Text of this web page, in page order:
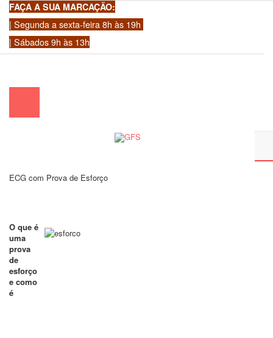
FAÇA A SUA MARCAÇÃO:
| Segunda a sexta-feira 8h às 19h
| Sábados 9h às 13h
ECG com Prova de Esforço
O que é
uma
prova
de
esforço
e como
é